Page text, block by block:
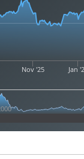
Nov '25 Jan